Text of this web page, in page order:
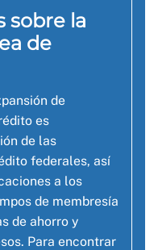
sobre la
de
de
es
de las
federales, así
a los
de membresía
de ahorro y
Para encontrar